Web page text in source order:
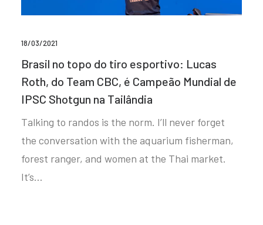
18/03/2021
Brasil no topo do tiro esportivo: Lucas
Roth, do Team CBC, é Campeão Mundial de
IPSC Shotgun na Tailândia
Talking to randos is the norm. I’ll never forget
the conversation with the aquarium fisherman,
forest ranger, and women at the Thai market.
It’s…